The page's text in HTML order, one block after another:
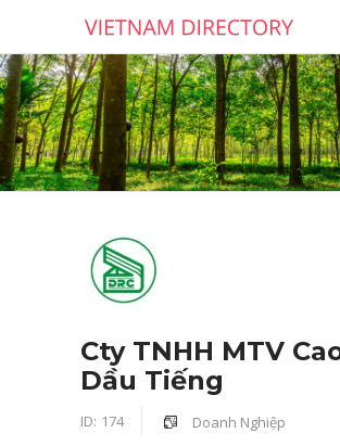
Cty TNHH MTV
Dầu Tiếng
ID: 174 Doanh Nghiệp